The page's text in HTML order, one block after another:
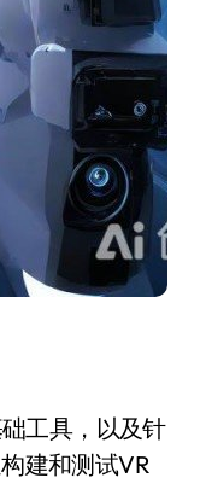
工具，以及针
建和测试VR